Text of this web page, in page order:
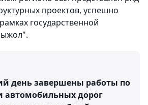
проектов, успешно
государственной
день завершены работы по
автомобильных дорог